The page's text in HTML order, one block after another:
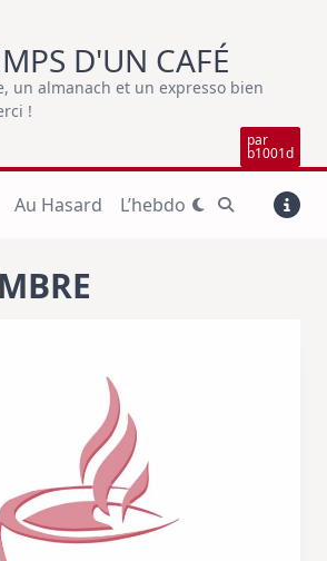
D'UN CAFÉ
un almanach et un expresso bien
!
par
b1001d
Au Hasard L’hebdo